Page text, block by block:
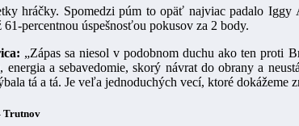
hráčky. Spomedzi púm to opäť najviac padalo
percentnou úspešnosťou pokusov za 2 body.
„Zápas sa niesol v podobnom duchu ako ten proti
energia a sebavedomie, skorý návrat do obrany a
tá a tá. Je veľa jednoduchých vecí, ktoré dokážeme
Trutnov